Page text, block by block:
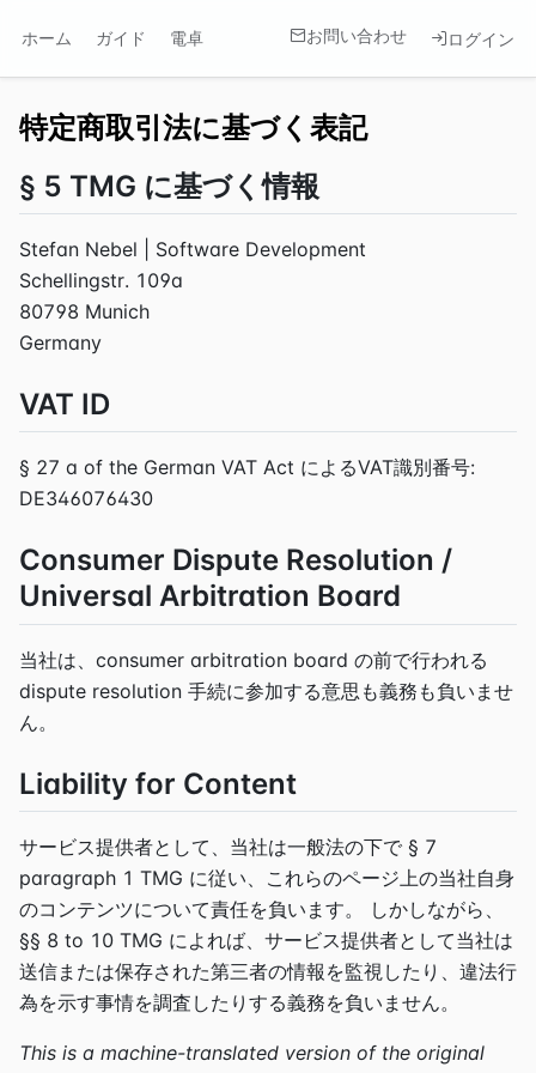
ホーム ガイド 電卓 お問い合わせ ログイン
特定商取引法に基づく表記
§ 5 TMG に基づく情報
Stefan Nebel | Software Development
Schellingstr. 109a
80798 Munich
Germany
VAT ID
§ 27 a of the German VAT Act によるVAT識別番号:
DE346076430
Consumer Dispute Resolution /
Universal Arbitration Board
当社は、consumer arbitration board の前で行われる
dispute resolution 手続に参加する意思も義務も負いませ
ん。
Liability for Content
サービス提供者として、当社は一般法の下で § 7
paragraph 1 TMG に従い、これらのページ上の当社自身
のコンテンツについて責任を負います。 しかしながら、
§§ 8 to 10 TMG によれば、サービス提供者として当社は
送信または保存された第三者の情報を監視したり、違法行
為を示す事情を調査したりする義務を負いません。
This is a machine-translated version of the original